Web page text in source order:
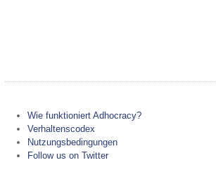
Wie funktioniert Adhocracy?
Verhaltenscodex
Nutzungsbedingungen
Follow us on Twitter